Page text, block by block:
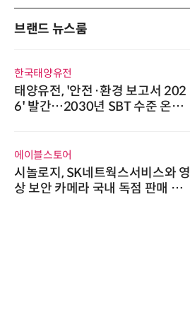
브랜드 뉴스룸
한국태양유전
태양유전, '안전·환경 보고서 202
6' 발간…2030년 SBT 수준 온실
에이블스토어
시놀로지, SK네트웍스서비스와 영
상 보안 카메라 국내 독점 판매 파